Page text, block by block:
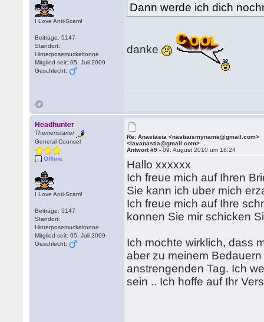
I Love Anti-Scam!
Beiträge: 5147
Standort:
Hinterposemuckeltonne
Mitglied seit: 05. Juli 2009
Geschlecht:
Dann werde ich dich
danke
Headhunter
Themenstarter
General Counsel
Offline
I Love Anti-Scam!
Beiträge: 5147
Standort:
Hinterposemuckeltonne
Mitglied seit: 05. Juli 2009
Geschlecht:
Re: Anastasia <nastiaismyname@gmail.com>
<lavanastia@gmail.com>
Antwort #9 -09. August 2010 um 18:24
Hallo xxxxxx
Ich freue mich auf Ihren
Sie kann ich uber mich
Ich freue mich auf Ihre
konnen Sie mir schicken
Ich mochte wirklich, dass
aber zu meinem
anstrengenden Tag. Ich
sein .. Ich hoffe auf Ihr